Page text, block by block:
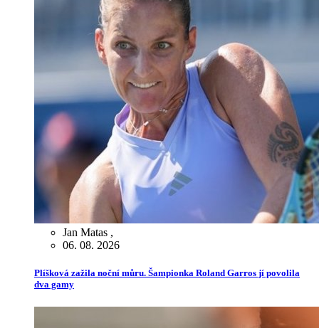
Jan Matas ,
06. 08. 2026
Plíšková zažila noční můru. Šampionka Roland Garros jí povolila
dva gamy